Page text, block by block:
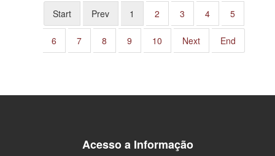
Start
Prev 1 2 3 4 5
6 7 8 9 10 Next End
Acesso a Informação